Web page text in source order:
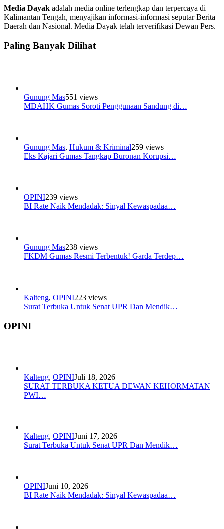
Media Dayak adalah media online terlengkap dan terpercaya di
Kalimantan Tengah, menyajikan informasi-informasi seputar Berita
Daerah dan Nasional. Media Dayak telah terverifikasi Dewan Pers.
Paling Banyak Dilihat
Gunung Mas551 views
MDAHK Gumas Soroti Penggunaan Sandung di…
Gunung Mas, Hukum & Kriminal259 views
Eks Kajari Gumas Tangkap Buronan Korupsi…
OPINI239 views
BI Rate Naik Mendadak: Sinyal Kewaspadaa…
Gunung Mas238 views
FKDM Gumas Resmi Terbentuk! Garda Terdep…
Kalteng, OPINI223 views
Surat Terbuka Untuk Senat UPR Dan Mendik…
OPINI
Kalteng, OPINIJuli 18, 2026
SURAT TERBUKA KETUA DEWAN KEHORMATAN
PWI…
Kalteng, OPINIJuni 17, 2026
Surat Terbuka Untuk Senat UPR Dan Mendik…
OPINIJuni 10, 2026
BI Rate Naik Mendadak: Sinyal Kewaspadaa…